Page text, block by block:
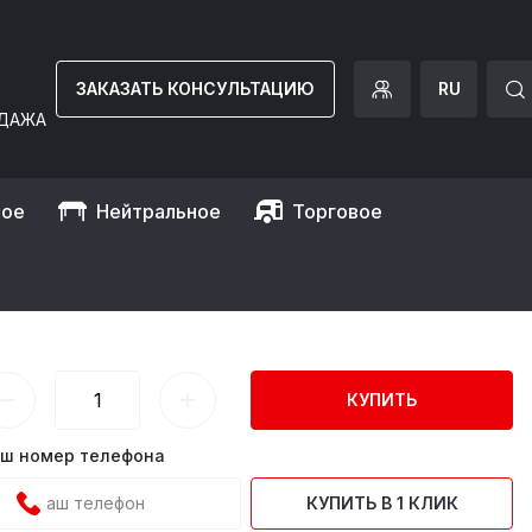
ЗАКАЗАТЬ КОНСУЛЬТАЦИЮ RU
Нейтральное Торговое
КУПИТЬ
номер телефона
КУПИТЬ В 1 КЛИК